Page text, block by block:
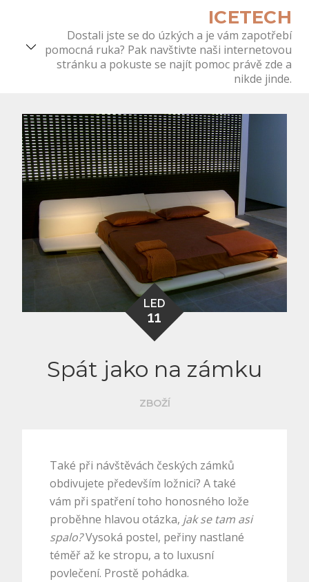
content
ICETECH
Dostali jste se do úzkých a je vám zapotřebí
pomocná ruka? Pak navštivte naši internetovou
stránku a pokuste se najít pomoc právě zde a
nikde jinde.
LED
11
Spát jako na zámku
ZBOŽÍ
Také při návštěvách českých zámků
obdivujete především ložnici? A také
vám při spatření toho honosného lože
proběhne hlavou otázka, jak se tam asi
spalo?Vysoká postel, peřiny nastlané
téměř až ke stropu, a to luxusní
povlečení. Prostě pohádka.